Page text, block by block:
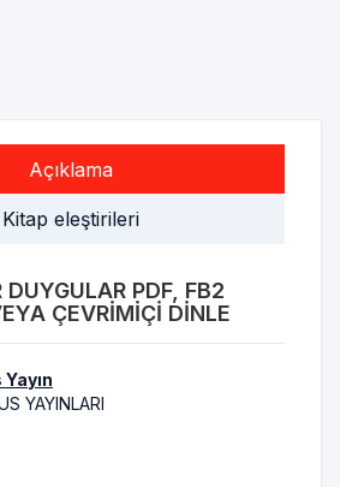
Açıklama
Kitap eleştirileri
PDF, FB2
ÇEVRIMIÇI DINLE
YAYINLARI